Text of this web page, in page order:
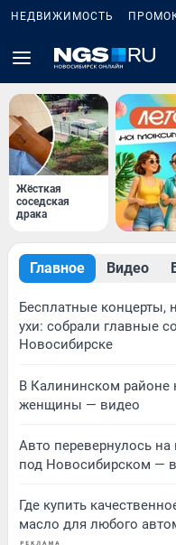
НЕДВИЖИМОСТЬ
Жёсткая
соседская
драка
Главное Видео
Бесплатные концерты,
ухи: собрали главные
Новосибирске
В Калининском районе
женщины — видео
Авто перевернулось
под Новосибирском —
Где купить
масло для любого